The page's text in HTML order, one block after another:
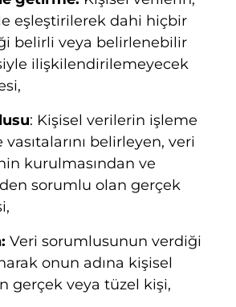
eşleştirilerek dahi hiçbir
belirli veya belirlenebilir
ilişkilendirilemeyecek
: Kişisel verilerin işleme
vasıtalarını belirleyen, veri
kurulmasından ve
sorumlu olan gerçek
Veri sorumlusunun verdiği
onun adına kişisel
gerçek veya tüzel kişi,